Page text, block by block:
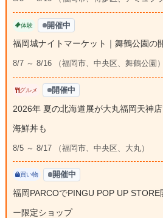
体験 開催中
福岡城ナイトマーケット｜舞鶴公園の
8/7 ～ 8/16 （福岡市、中央区、舞鶴公園）
グルメ 開催中
2026年 夏の北海道展が大丸福岡天神
海鮮丼も
8/5 ～ 8/17 （福岡市、中央区、大丸）
買い物 開催中
福岡PARCOでPINGU POP UP
ー限定ショップ